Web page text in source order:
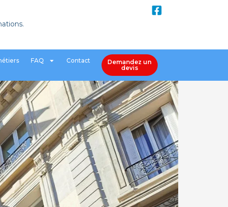
FAQ Contact
Demandez un
devis